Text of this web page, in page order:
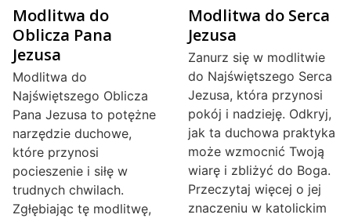
Modlitwa do
Oblicza Pana
Jezusa
Modlitwa do
Najświętszego Oblicza
Pana Jezusa to potężne
narzędzie duchowe,
które przynosi
pocieszenie i siłę w
trudnych chwilach.
Zgłębiając tę modlitwę,
Modlitwa do Serca
Jezusa
Zanurz się w modlitwie
do Najświętszego Serca
Jezusa, która przynosi
pokój i nadzieję. Odkryj,
jak ta duchowa praktyka
może wzmocnić Twoją
wiarę i zbliżyć do Boga.
Przeczytaj więcej o jej
znaczeniu w katolickim